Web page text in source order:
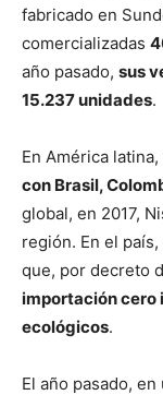
fabricado en
comercializadas
año pasado, sus
15.237 unidades.
En América
con Brasil,
global, en 2017,
región. En el
que, por decreto
importación cero
ecológicos.
El año pasado,